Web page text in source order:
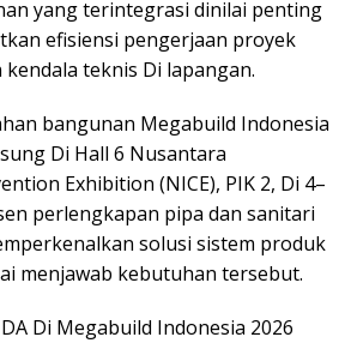
yang terintegrasi dinilai penting
efisiensi pengerjaan proyek
teknis Di lapangan.
bangunan Megabuild Indonesia
Di Hall 6 Nusantara
Exhibition (NICE), PIK 2, Di 4–
perlengkapan pipa dan sanitari
solusi sistem produk
menjawab kebutuhan tersebut.
Di Megabuild Indonesia 2026